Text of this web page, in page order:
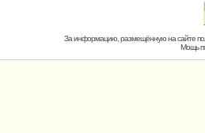
За информацию, размещённую на сайте
Мощь